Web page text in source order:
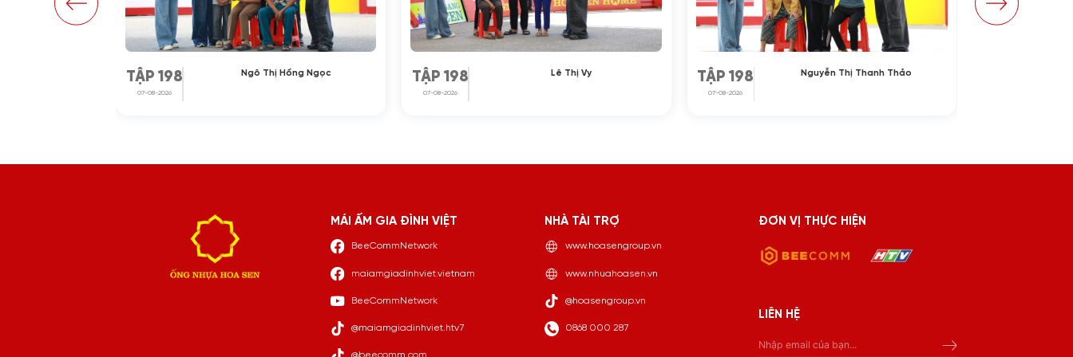
TẬP 198
07-08-2026
Ngô Thị Hồng Ngọc TẬP 198
07-08-2026
Lê Thị Vy TẬP 198
07-08-2026
Nguyễn Thị Thanh Thảo
MÁI ẤM GIA ĐÌNH VIỆT
BeeCommNetwork
maiamgiadinhviet.vietnam
BeeCommNetwork
@maiamgiadinhviet.htv7
NHÀ TÀI TRỢ
www.hoasengroup.vn
www.nhuahoasen.vn
@hoasengroup.vn
0868 000 287
ĐƠN VỊ THỰC HIỆN
LIÊN HỆ